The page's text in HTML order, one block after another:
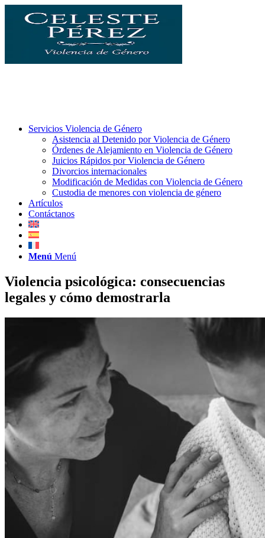
Servicios Violencia de Género
Asistencia al Detenido por Violencia de Género
Órdenes de Alejamiento en Violencia de Género
Juicios Rápidos por Violencia de Género
Divorcios internacionales
Modificación de Medidas con Violencia de Género
Custodia de menores con violencia de género
Artículos
Contáctanos
Menú Menú
Violencia psicológica: consecuencias
legales y cómo demostrarla